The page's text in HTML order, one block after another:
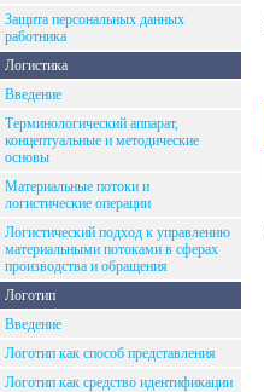
Защита персональных данных
работника
Логистика
Введение
Терминологический аппарат,
концептуальные и методические
основы
Материальные потоки и
логистические операции
Логистический подход к управлению
материальными потоками в сферах
производства и обращения
Логотип
Введение
Логотип как способ представления
Логотип как средство идентификации